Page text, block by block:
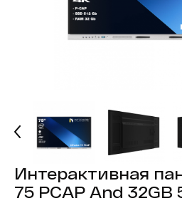
Интерактивная
75 PCAP And 32GB